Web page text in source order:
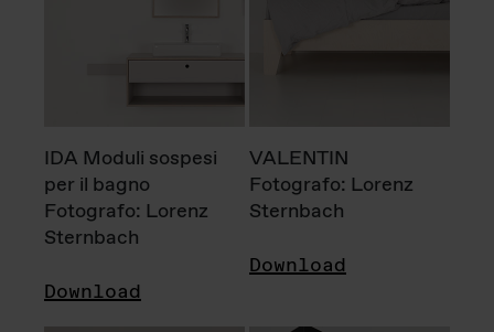
IDA Moduli sospesi
per il bagno
Fotografo: Lorenz
Sternbach
Download
VALENTIN
Fotografo: Lorenz
Sternbach
Download